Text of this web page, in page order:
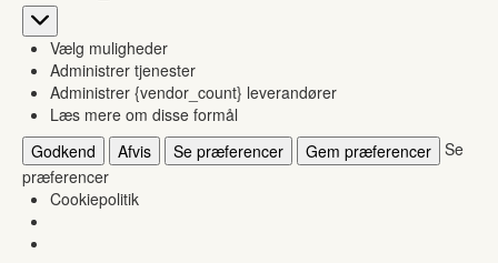
Marketing
Vælg muligheder
Administrer tjenester
Administrer {vendor_count} leverandører
Læs mere om disse formål
Godkend
Afvis Se præferencer Gem præferencer Se
præferencer
Cookiepolitik